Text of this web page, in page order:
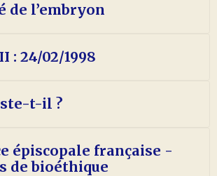
de l’embryon
: 24/02/1998
t-il ?
épiscopale française -
de bioéthique